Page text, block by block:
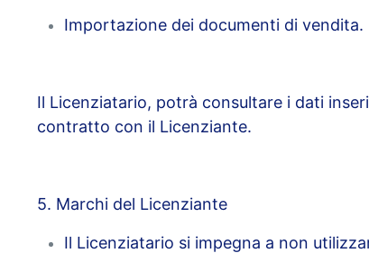
Importazione dei documenti di vendita.
Il Licenziatario, potrà consultare i dati
contratto con il Licenziante.
5. Marchi del Licenziante
Il Licenziatario si impegna a non